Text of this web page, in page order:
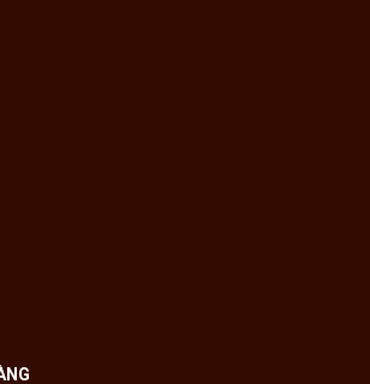
nghệ Blue Ag+ có khả năng diệt khuẩn E.coli
các dịch vụ đo lường và kiểm tra, phân tích
thải và phân tích môi trường, vi khuẩn
hiện đại. Trụ sở công ty đặt tại nhiều quốc
của SWG đặt tại Theresenstraße 13,
Đức.
đợi quá lâu, thoải